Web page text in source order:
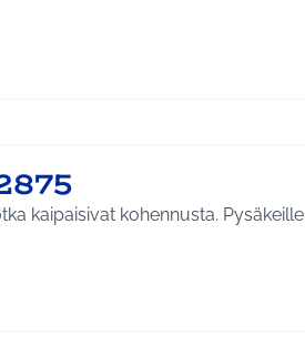
Liikunta ja harrastukset
kaipaisivat kohennusta. Pysäkeille
Muut